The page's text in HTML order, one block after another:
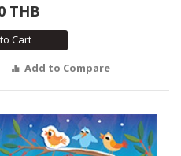
THB
Cart
Add to Compare